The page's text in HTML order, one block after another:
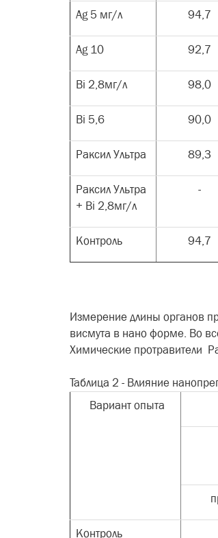
Ag 5 мг/л 94,7
Ag 10 92,7
Bi 2,8мг/л 98,0
Bi 5,6 90,0
Раксил Ультра 89,3
Раксил Ультра
+ Bi 2,8мг/л
-
Контроль 94,7
Измерение длины органов
висмута в нано форме. Во
Химические протравители
Таблица 2 - Влияние
Вариант опыта
Контроль